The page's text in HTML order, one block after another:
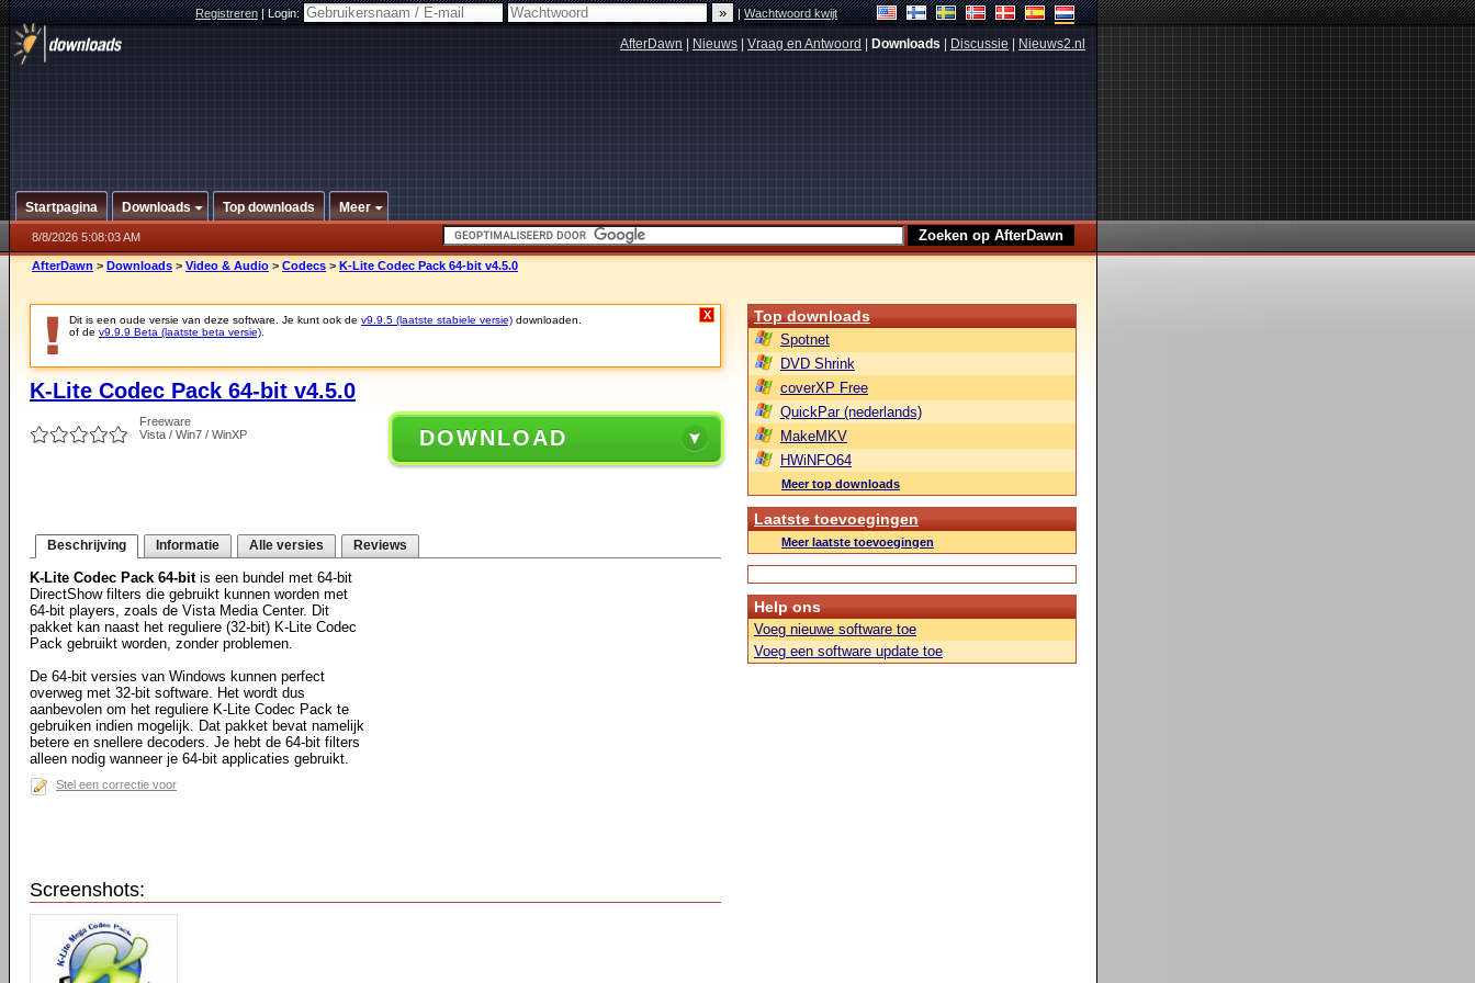
Registreren|Login: |Wachtwoord kwijt
AfterDawn Nieuws Vraag en Antwoord Downloads Discussie Nieuws2.nl
Startpagina Downloads Top downloads Meer
8/8/2026 5:08:03 AM
AfterDawn > Downloads > Video & Audio > Codecs > K-Lite Codec Pack 64-bit v4.5.0
Dit is een oude versie van deze software. Je kunt ook de v9.9.5 (laatste stabiele versie) downloaden.
of de v9.9.9 Beta (laatste beta versie)
X
K-Lite Codec Pack 64-bit v4.5.0
Freeware
Vista / Win7 / WinXP
DOWNLOAD
Beschrijving Informatie Alle versies Reviews
K-Lite Codec Pack 64-bitis een bundel met 64-bit
DirectShow filters die gebruikt kunnen worden met
64-bit players, zoals de Vista Media Center. Dit
pakket kan naast het reguliere (32-bit) K-Lite Codec
Pack gebruikt worden, zonder problemen.
De 64-bit versies van Windows kunnen perfect
overweg met 32-bit software. Het wordt dus
aanbevolen om het reguliere K-Lite Codec Pack te
gebruiken indien mogelijk. Dat pakket bevat namelijk
betere en snellere decoders. Je hebt de 64-bit filters
alleen nodig wanneer je 64-bit applicaties gebruikt.
Stel een correctie voor
Screenshots:
Top downloads
Spotnet
DVD Shrink
coverXP Free
QuickPar (nederlands)
MakeMKV
HWiNFO64
Meer top downloads
Laatste toevoegingen
Meer laatste toevoegingen
Help ons
Voeg nieuwe software toe
Voeg een software update toe